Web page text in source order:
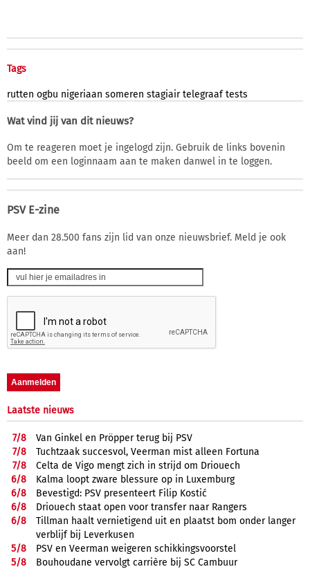
Tags
rutten ogbu nigeriaan someren stagiair telegraaf tests
Wat vind jij van dit nieuws?
Om te reageren moet je ingelogd zijn. Gebruik de links bovenin
beeld om een loginnaam aan te maken danwel in te loggen.
PSV E-zine
Meer dan 28.500 fans zijn lid van onze nieuwsbrief. Meld je ook
aan!
Laatste nieuws
7/8
Van Ginkel en Pröpper terug bij PSV
7/8
Tuchtzaak succesvol, Veerman mist alleen Fortuna
7/8
Celta de Vigo mengt zich in strijd om Driouech
6/8
Kalma loopt zware blessure op in Luxemburg
6/8
Bevestigd: PSV presenteert Filip Kostić
6/8
Driouech staat open voor transfer naar Rangers
6/8
Tillman haalt vernietigend uit en plaatst bom onder langer
verblijf bij Leverkusen
5/8
PSV en Veerman weigeren schikkingsvoorstel
5/8
Bouhoudane vervolgt carrière bij SC Cambuur